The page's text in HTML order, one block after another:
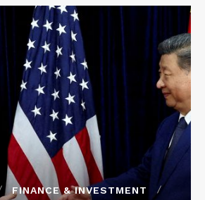
FINANCE & INVESTMENT